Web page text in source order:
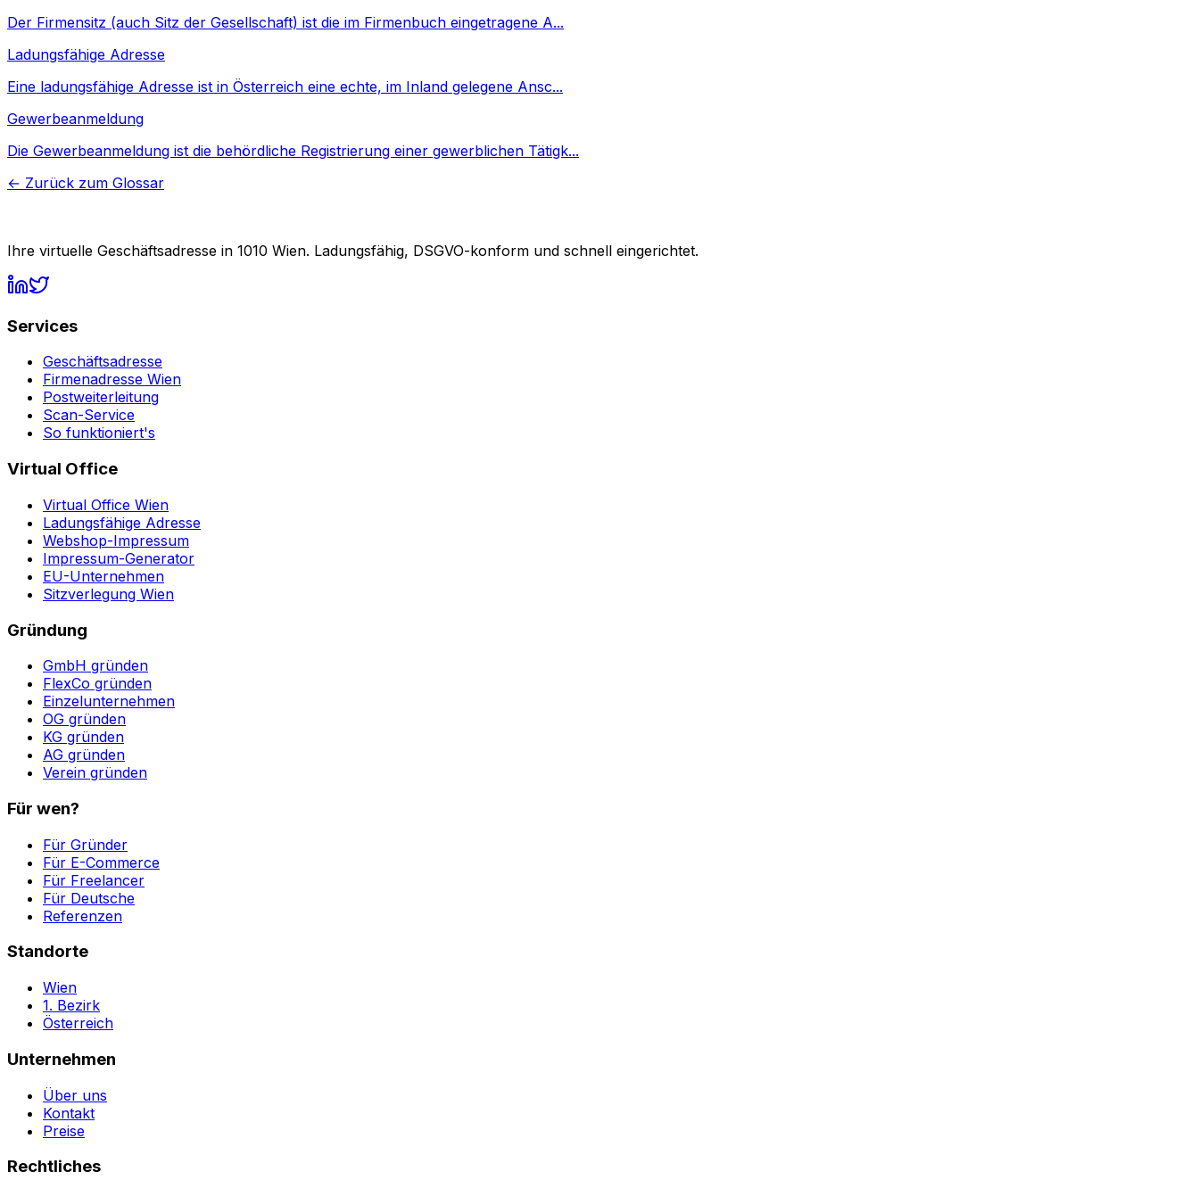
Der Firmensitz (auch Sitz der Gesellschaft) ist die im Firmenbuch eingetragene A...
Ladungsfähige Adresse
Eine ladungsfähige Adresse ist in Österreich eine echte, im Inland gelegene Ansc...
Gewerbeanmeldung
Die Gewerbeanmeldung ist die behördliche Registrierung einer gewerblichen Tätigk...
← Zurück zum Glossar
Ihre virtuelle Geschäftsadresse in 1010 Wien. Ladungsfähig, DSGVO-konform und schnell eingerichtet.
Services
Geschäftsadresse
Firmenadresse Wien
Postweiterleitung
Scan-Service
So funktioniert's
Virtual Office
Virtual Office Wien
Ladungsfähige Adresse
Webshop-Impressum
Impressum-Generator
EU-Unternehmen
Sitzverlegung Wien
Gründung
GmbH gründen
FlexCo gründen
Einzelunternehmen
OG gründen
KG gründen
AG gründen
Verein gründen
Für wen?
Für Gründer
Für E-Commerce
Für Freelancer
Für Deutsche
Referenzen
Standorte
Wien
1. Bezirk
Österreich
Unternehmen
Über uns
Kontakt
Preise
Rechtliches